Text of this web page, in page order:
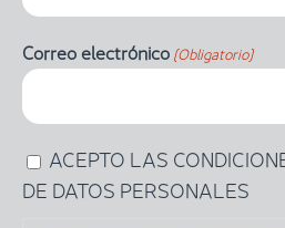
Correo electrónico(Obligatorio)
Al
introducir
ACEPTO LAS
DE DATOS PERSONALES